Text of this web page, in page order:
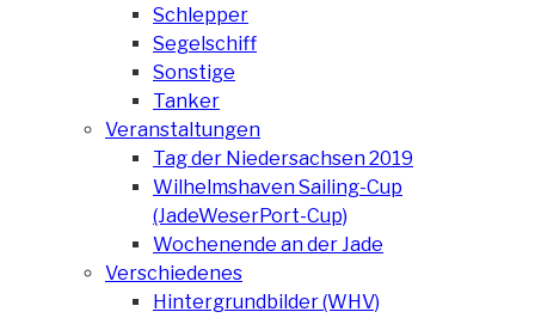
Schlepper
Segelschiff
Sonstige
Tanker
Veranstaltungen
Tag der Niedersachsen 2019
Wilhelmshaven Sailing-Cup
(JadeWeserPort-Cup)
Wochenende an der Jade
Verschiedenes
Hintergrundbilder (WHV)